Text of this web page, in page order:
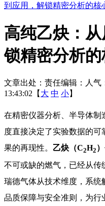
到应用，解锁精密分析的核
高纯乙炔：
锁精密分析
文章出处： 责任编辑： 人气
13:43:02【 大 中 小】
在精密仪器分析、半导体
度直接决定了实验数据的
果的再现性。 乙炔（C2H2 ）
不可或缺的燃气，已经从传
瑞德气体从技术维度，系统
品质保障与安全准则，为行